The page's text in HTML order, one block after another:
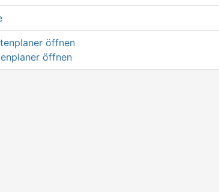
öffnen
öffnen